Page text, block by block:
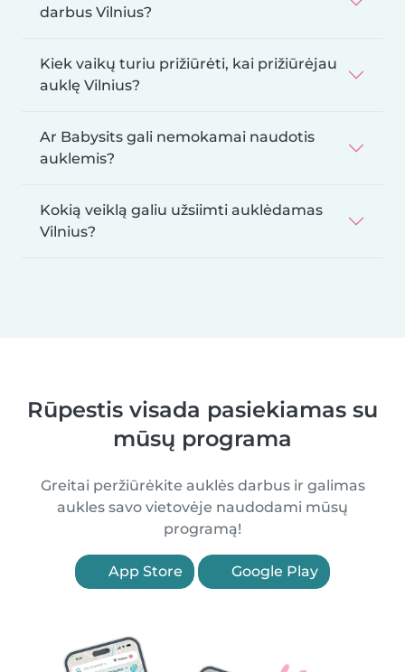
darbus Vilnius?
Kiek vaikų turiu prižiūrėti, kai prižiūrėjau
auklę Vilnius?
Ar Babysits gali nemokamai naudotis
auklemis?
Kokią veiklą galiu užsiimti auklėdamas
Vilnius?
Rūpestis visada pasiekiamas su
mūsų programa
Greitai peržiūrėkite auklės darbus ir galimas
aukles savo vietovėje naudodami mūsų
programą!
App Store Google Play